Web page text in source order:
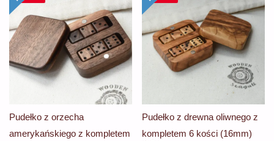
$68wiele
wariantów.
Opcje
można
wybrać
wiele
wariantów.
Opcje
można
wybrać
Pudełko z orzecha
amerykańskiego z kompletem
Pudełko z drewna oliwnego z
kompletem 6 kości (16mm)